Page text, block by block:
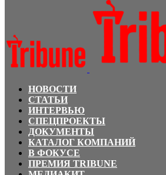
НОВОСТИ
СТАТЬИ
ИНТЕРВЬЮ
СПЕЦПРОЕКТЫ
ДОКУМЕНТЫ
КАТАЛОГ КОМПАНИЙ
В ФОКУСЕ
ПРЕМИЯ TRIBUNE